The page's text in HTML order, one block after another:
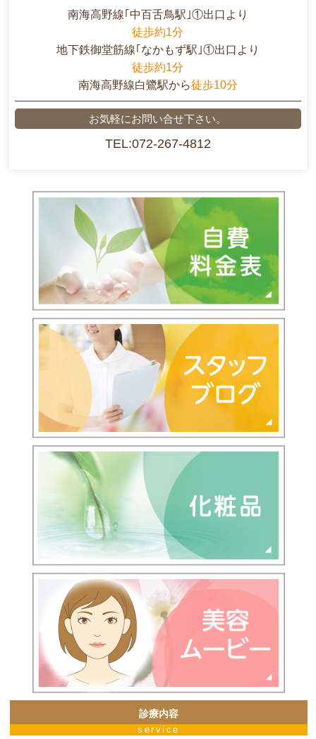
南海高野線｢中百舌鳥駅｣①出口より
徒歩約1分
地下鉄御堂筋線｢なかもず駅｣①出口より
徒歩約1分
南海高野線白鷺駅から徒歩10分
お気軽にお問い合せ下さい。
TEL:072-267-4812
診療内容
service